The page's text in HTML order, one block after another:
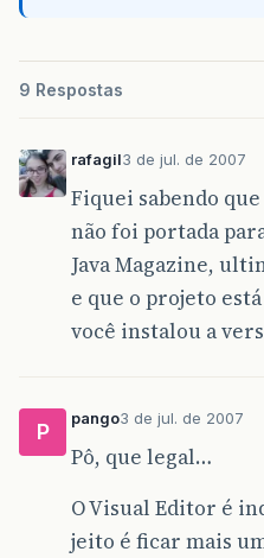
9 Respostas
rafagil3 de jul. de 2007
Fiquei sabendo
não foi portada
Java Magazine,
e que o projeto
você instalou a
P
pango3 de jul. de 2007
Pô, que legal…
O Visual Editor é
jeito é ficar mais